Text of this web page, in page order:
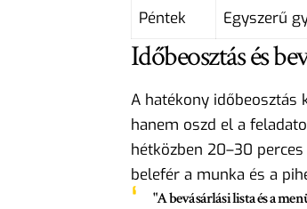
Péntek
Egyszerű
Időbeosztás és
A hatékony időbeosztás
hanem oszd el a
hétközben 20–30
belefér a munka és a
"A bevásárlási lista és a